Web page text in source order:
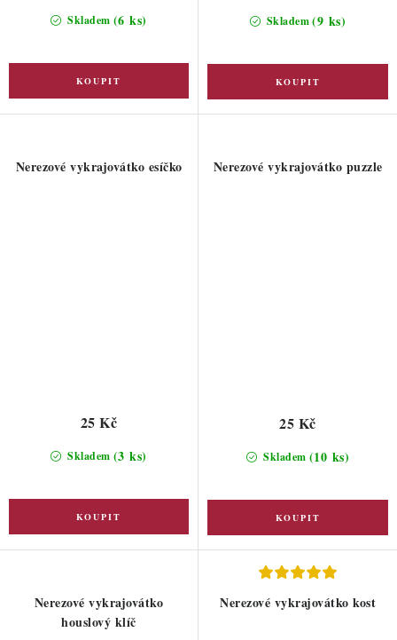
Skladem (6 ks) Skladem(9 ks)
Nerezové vykrajovátko esíčko
Skladem (3 ks)
25 Kč
Nerezové vykrajovátko puzzle
Skladem (10 ks)
25 Kč
Nerezové vykrajovátko
houslový klíč
Nerezové vykrajovátko kost